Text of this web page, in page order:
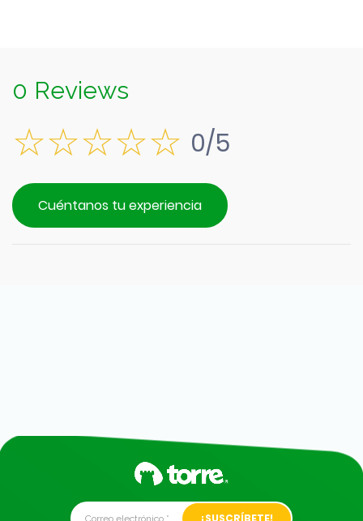
0 Reviews
0/5
Cuéntanos tu experiencia
Alternative: